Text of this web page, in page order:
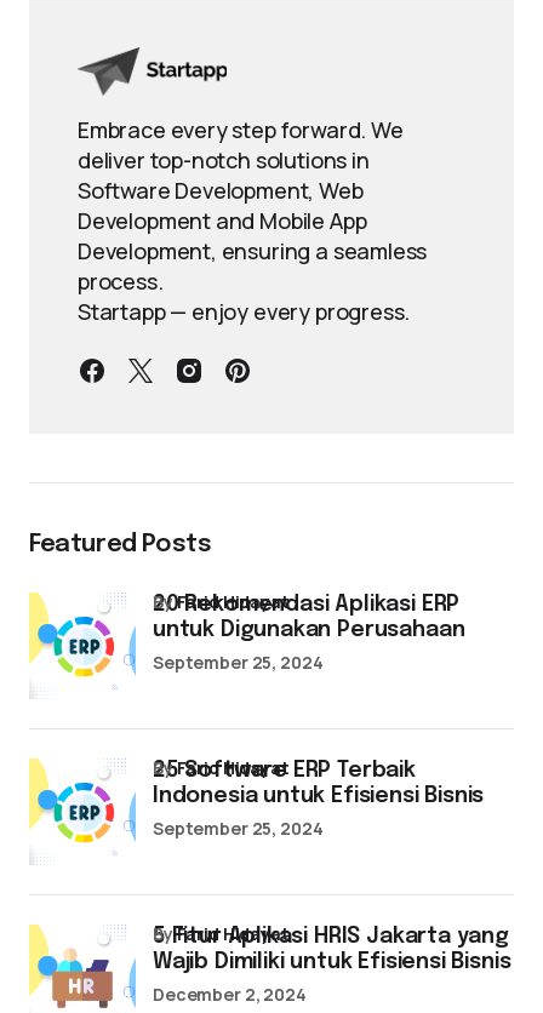
Embrace every step forward. We
deliver top-notch solutions in
Software Development, Web
Development and Mobile App
Development, ensuring a seamless
process.
Startapp — enjoy every progress.
Featured Posts
20 Rekomendasi Aplikasi ERP
untuk Digunakan Perusahaan
byFarid Hidayat
September 25, 2024
25 Software ERP Terbaik
Indonesia untuk Efisiensi Bisnis
byFarid Hidayat
September 25, 2024
5 Fitur Aplikasi HRIS Jakarta yang
Wajib Dimiliki untuk Efisiensi Bisnis
byFarid Hidayat
December 2, 2024